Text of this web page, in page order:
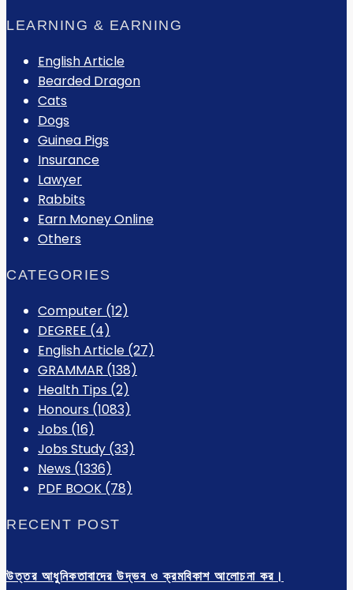
LEARNING & EARNING
English Article
Bearded Dragon
Cats
Dogs
Guinea Pigs
Insurance
Lawyer
Rabbits
Earn Money Online
Others
CATEGORIES
Computer (12)
DEGREE (4)
English Article (27)
GRAMMAR (138)
Health Tips (2)
Honours (1083)
Jobs (16)
Jobs Study (33)
News (1336)
PDF BOOK (78)
RECENT POST
উত্তর আধুনিকতাবাদের উদ্ভব ও ক্রমবিকাশ আলোচনা কর।